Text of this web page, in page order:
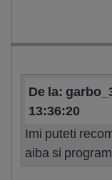
De la:
13:36:20
Imi puteti
aiba si